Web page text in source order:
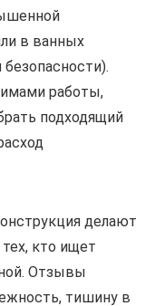
в ванных
работы,
подходящий
делают
кто ищет
Отзывы
тишину в